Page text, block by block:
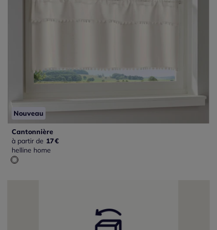
Nouveau
Cantonnière
à partir de 17€
helline home